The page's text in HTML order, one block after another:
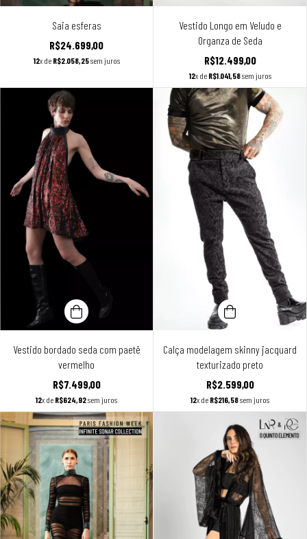
Saia esferas
R$24.699,00
12x de R$2.058,25sem juros
Vestido Longo em Veludo e
Organza de Seda
R$12.499,00
12x de R$1.041,58sem juros
Vestido bordado seda com paetê
vermelho
R$7.499,00
12x de R$624,92sem juros
Calça modelagem skinny jacquard
texturizado preto
R$2.599,00
12x de R$216,58sem juros